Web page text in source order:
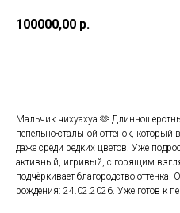
100000,00 р.
Мальчик чихуахуа 🫶
пепельно-стальной оттенок,
даже среди редких цветов. Уже
активный, игривый, с горящим
подчёркивает благородство
рождения: 24.02.2026. Уже готов к